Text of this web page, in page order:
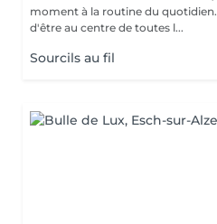
moment à la routine du quotidien. Accordez-vous le plaisir
d'être au centre de toutes l...
Sourcils au fil